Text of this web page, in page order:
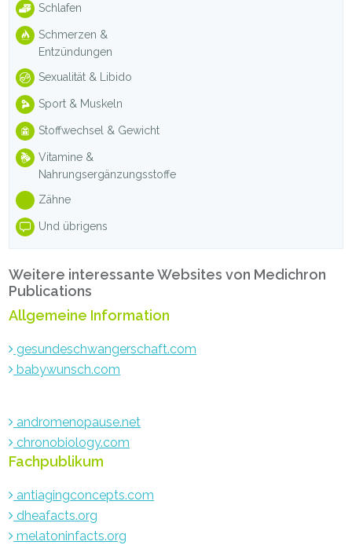
Schlafen
Schmerzen &
Entzündungen
Sexualität & Libido
Sport & Muskeln
Stoffwechsel & Gewicht
Vitamine &
Nahrungsergänzungsstoffe
Zähne
Und übrigens
Weitere interessante Websites von Medichron
Publications
Allgemeine Information
gesundeschwangerschaft.com
babywunsch.com
andromenopause.net
chronobiology.com
Fachpublikum
antiagingconcepts.com
dheafacts.org
melatoninfacts.org